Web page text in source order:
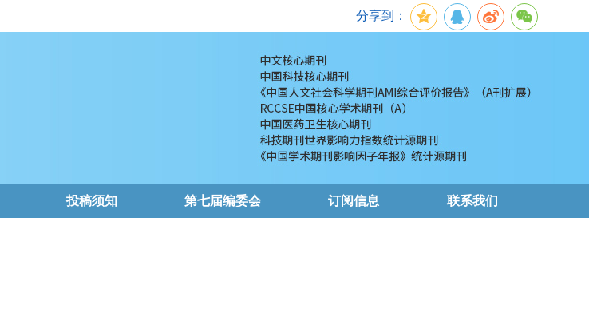
分享到：
投稿须知 第七届编委会 订阅信息 联系我们